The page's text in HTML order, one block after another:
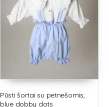
Pūsti šortai su petnešomis,
blue dobby dots